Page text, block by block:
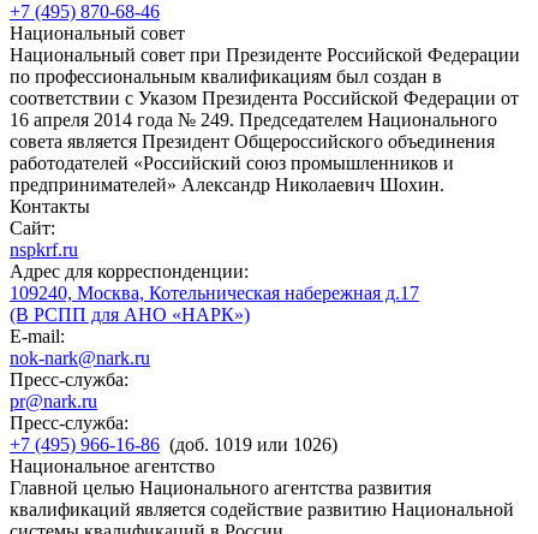
+7 (495) 870-68-46
Национальный совет
Национальный совет при Президенте Российской Федерации
по профессиональным квалификациям был создан в
соответствии с Указом Президента Российской Федерации от
16 апреля 2014 года № 249. Председателем Национального
совета является Президент Общероссийского объединения
работодателей «Российский союз промышленников и
предпринимателей» Александр Николаевич Шохин.
Контакты
Сайт:
nspkrf.ru
Адрес для корреспонденции:
109240, Москва, Котельническая набережная д.17
(В РСПП для АНО «НАРК»)
E-mail:
nok-nark@nark.ru
Пресс-служба:
pr@nark.ru
Пресс-служба:
+7 (495) 966-16-86 (доб. 1019 или 1026)
Национальное агентство
Главной целью Национального агентства развития
квалификаций является содействие развитию Национальной